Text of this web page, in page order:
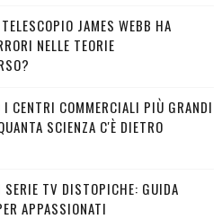
JAMES WEBB HA
NELLE TEORIE
I CENTRI COMMERCIALI PIÙ GRANDI
SCIENZA C'È DIETRO
SERIE TV DISTOPICHE: GUIDA
APPASSIONATI